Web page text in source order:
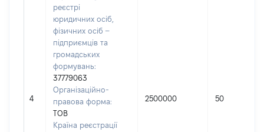
4
реєстрі
юридичних осіб,
фізичних осіб –
підприємців та
громадських
формувань:
37779063
Організаційно-
правова форма:
ТОВ
Країна реєстрації
2500000 50